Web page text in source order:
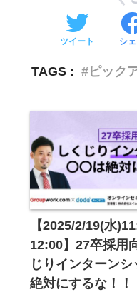
（3）電話、電子
セミナー共催企業
（4）当社及びセ
ンケート等にご協
■個人情報の第三
当社は利用者の個
の同意に基づき、
所属企業情報、連
業に対し、第三者
は、関係法令に反
なく利用者の個人
す。
ツイート シ
TAGS : ピック
【2025/2/19(水
12:00】27卒採用
じりインターン
絶対にするな！！